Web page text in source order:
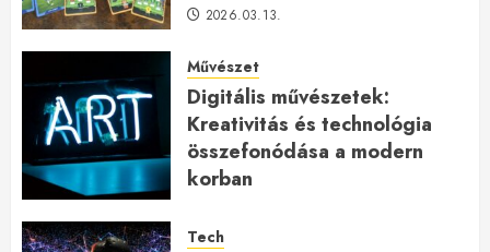
2026.03.13.
Művészet
Digitális művészetek:
Kreativitás és technológia
összefonódása a modern
korban
Tech